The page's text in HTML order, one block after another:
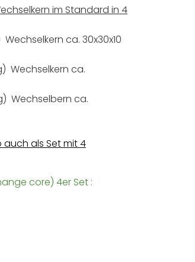
im Standard in 4
ca. 30x30x10
Wechselkern ca.
Wechselbern ca.
auch als Set mit 4
core) 4er Set :